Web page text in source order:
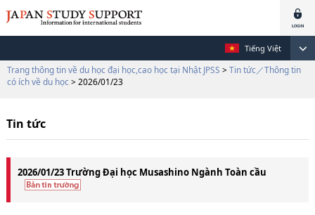
Tiếng Việt
Trang thông tin về du học đại học,cao học tại Nhật JPSS > Tin tức／Thông tin
có ích về du học > 2026/01/23
Tin tức
2026/01/23 Trường Đại học Musashino Ngành Toàn cầu